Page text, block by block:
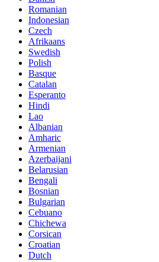
Romanian
Indonesian
Czech
Afrikaans
Swedish
Polish
Basque
Catalan
Esperanto
Hindi
Lao
Albanian
Amharic
Armenian
Azerbaijani
Belarusian
Bengali
Bosnian
Bulgarian
Cebuano
Chichewa
Corsican
Croatian
Dutch